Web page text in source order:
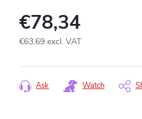
€78,34
€63,69 excl. VAT
price:
Ask Watch